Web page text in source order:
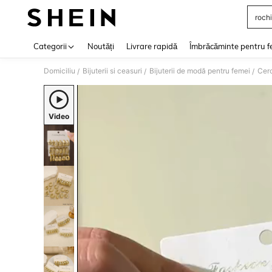
Categorii Noutăți Livrare rapidă Îmbrăcăminte pentru
Domiciliu / Bijuterii si ceasuri / Bijuterii de modă pentru femei /
Video